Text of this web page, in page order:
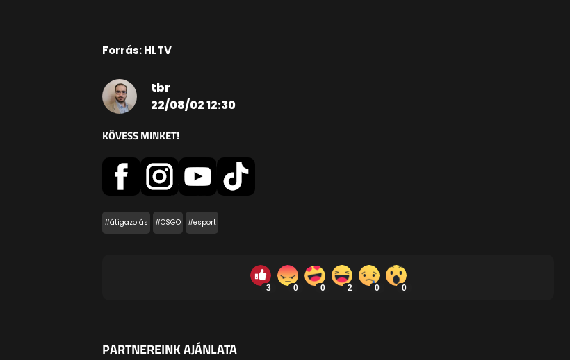
Forrás: HLTV
tbr
22/08/02 12:30
KÖVESS MINKET!
#átigazolás #CSGO #esport
3 0 0 2 0 0
PARTNEREINK AJÁNLATA